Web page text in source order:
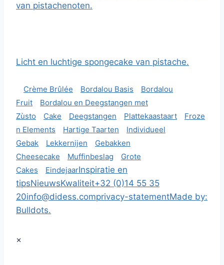
van pistachenoten.
Licht en luchtige spongecake van pistache.
Crème Brûlée Bordalou Basis
Bordalou
Fruit
Bordalou en Deegstangen met
Zùsto
Cake Deegstangen Plattekaastaart
Froze
n Elements
Hartige Taarten
Individueel
Gebak
Lekkernijen
Gebakken
Cheesecake
Muffinbeslag
Grote
Cakes
EindejaarInspiratie en
tipsNieuwsKwaliteit+32 (0)14 55 35
20info@didess.comprivacy-statementMade by:
Bulldots.
×